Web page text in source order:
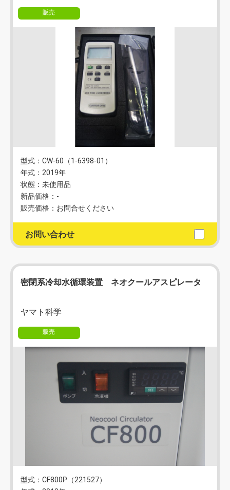
販売
型式：CW-60（1-6398-01）
年式：2019年
状態：未使用品
新品価格：-
販売価格：お問合せください
お問い合わせ
密閉系冷却水循環装置 ネオクールアスピレータ
ヤマト科学
販売
型式：CF800P（221527）